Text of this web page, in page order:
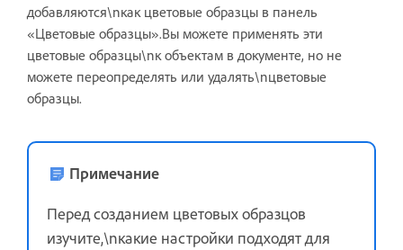
добавляются\nкак цветовые образцы в панель
«Цветовые образцы».Вы можете применять эти
цветовые образцы\nк объектам в документе, но не
можете переопределять или удалять\nцветовые
образцы.
Примечание
Перед созданием цветовых образцов
изучите,\nкакие настройки подходят для